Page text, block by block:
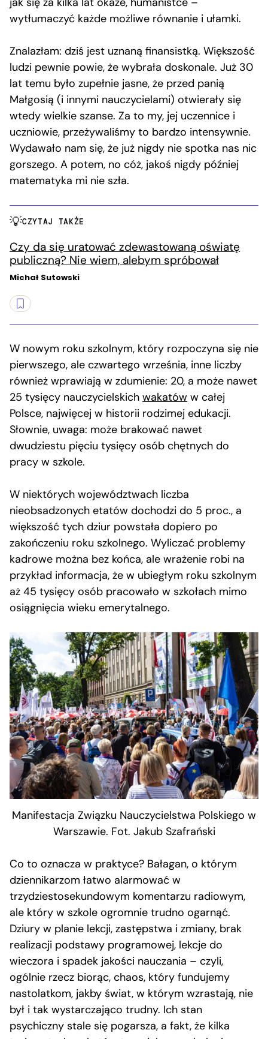
wytłumaczyć każde możliwe równanie i ułamki.
Znalazłam: dziś jest uznaną finansistką. Większość
ludzi pewnie powie, że wybrała doskonale. Już 30
lat temu było zupełnie jasne, że przed panią
Małgosią (i innymi nauczycielami) otwierały się
wtedy wielkie szanse. Za to my, jej uczennice i
uczniowie, przeżywaliśmy to bardzo intensywnie.
Wydawało nam się, że już nigdy nie spotka nas nic
gorszego. A potem, no cóż, jakoś nigdy później
matematyka mi nie szła.
CZYTAJ TAKŻE
Czy da się uratować zdewastowaną oświatę
publiczną? Nie wiem, alebym spróbował
Michał Sutowski
W nowym roku szkolnym, który rozpoczyna się nie
pierwszego, ale czwartego września, inne liczby
również wprawiają w zdumienie: 20, a może nawet
25 tysięcy nauczycielskich wakatów w całej
Polsce, najwięcej w historii rodzimej edukacji.
Słownie, uwaga: może brakować nawet
dwudziestu pięciu tysięcy osób chętnych do
pracy w szkole.
W niektórych województwach liczba
nieobsadzonych etatów dochodzi do 5 proc., a
większość tych dziur powstała dopiero po
zakończeniu roku szkolnego. Wyliczać problemy
kadrowe można bez końca, ale wrażenie robi na
przykład informacja, że w ubiegłym roku szkolnym
aż 45 tysięcy osób pracowało w szkołach mimo
osiągnięcia wieku emerytalnego.
Manifestacja Związku Nauczycielstwa Polskiego w
Warszawie. Fot. Jakub Szafrański
Co to oznacza w praktyce? Bałagan, o którym
dziennikarzom łatwo alarmować w
trzydziestosekundowym komentarzu radiowym,
ale który w szkole ogromnie trudno ogarnąć.
Dziury w planie lekcji, zastępstwa i zmiany, brak
realizacji podstawy programowej, lekcje do
wieczora i spadek jakości nauczania – czyli,
ogólnie rzecz biorąc, chaos, który fundujemy
nastolatkom, jakby świat, w którym wzrastają, nie
był i tak wystarczająco trudny. Ich stan
psychiczny stale się pogarsza, a fakt, że kilka